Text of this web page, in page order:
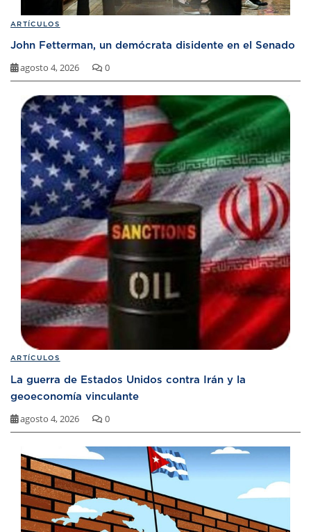
ARTÍCULOS
John Fetterman, un demócrata disidente en el Senado
agosto 4, 2026 0
ARTÍCULOS
La guerra de Estados Unidos contra Irán y la
geoeconomía vinculante
agosto 4, 2026 0